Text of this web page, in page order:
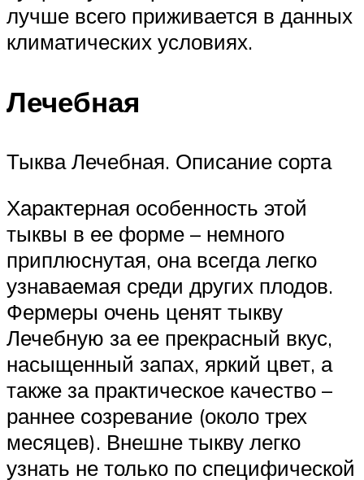
лучше всего приживается в данных
климатических условиях.
Лечебная
Тыква Лечебная. Описание сорта
Характерная особенность этой
тыквы в ее форме – немного
приплюснутая, она всегда легко
узнаваемая среди других плодов.
Фермеры очень ценят тыкву
Лечебную за ее прекрасный вкус,
насыщенный запах, яркий цвет, а
также за практическое качество –
раннее созревание (около трех
месяцев). Внешне тыкву легко
узнать не только по специфической